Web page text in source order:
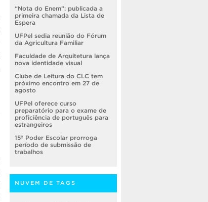
“Nota do Enem”: publicada a
primeira chamada da Lista de
Espera
UFPel sedia reunião do Fórum
da Agricultura Familiar
Faculdade de Arquitetura lança
nova identidade visual
Clube de Leitura do CLC tem
próximo encontro em 27 de
agosto
UFPel oferece curso
preparatório para o exame de
proficiência de português para
estrangeiros
15º Poder Escolar prorroga
período de submissão de
trabalhos
NUVEM DE TAGS